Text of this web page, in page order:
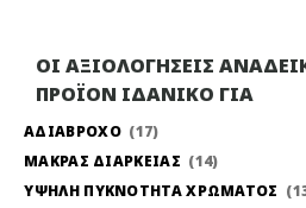
ΟΙ ΑΞΙΟΛΟΓΗΣΕΙΣ
ΠΡΟΪΟΝ ΙΔΑΝΙΚΟ ΓΙΑ
ΑΔΙΑΒΡΟΧΟ
17
ΜΑΚΡΑΣ ΔΙΑΡΚΕΙΑΣ
14
ΥΨΗΛΗ ΠΥΚΝΟΤΗΤΑ ΧΡΩΜΑΤΟΣ